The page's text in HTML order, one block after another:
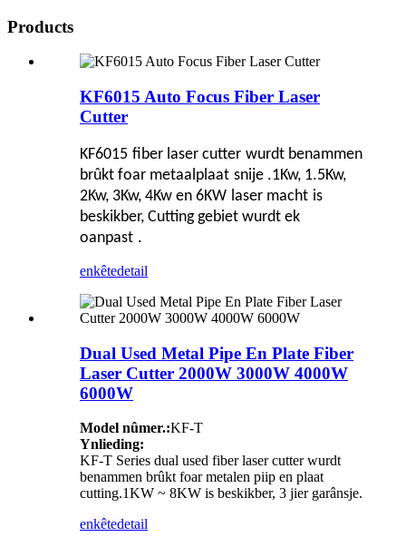
Products
KF6015 Auto Focus Fiber Laser
Cutter
KF6015 fiber laser cutter wurdt benammen
brûkt foar metaalplaat snije .1Kw, 1.5Kw,
2Kw, 3Kw, 4Kw en 6KW laser macht is
beskikber, Cutting gebiet wurdt ek
oanpast .
enkêtedetail
Dual Used Metal Pipe En Plate Fiber
Laser Cutter 2000W 3000W 4000W
6000W
Model nûmer.:KF-T
Ynlieding:
KF-T Series dual used fiber laser cutter wurdt
benammen brûkt foar metalen piip en plaat
cutting.1KW ~ 8KW is beskikber, 3 jier garânsje.
enkêtedetail